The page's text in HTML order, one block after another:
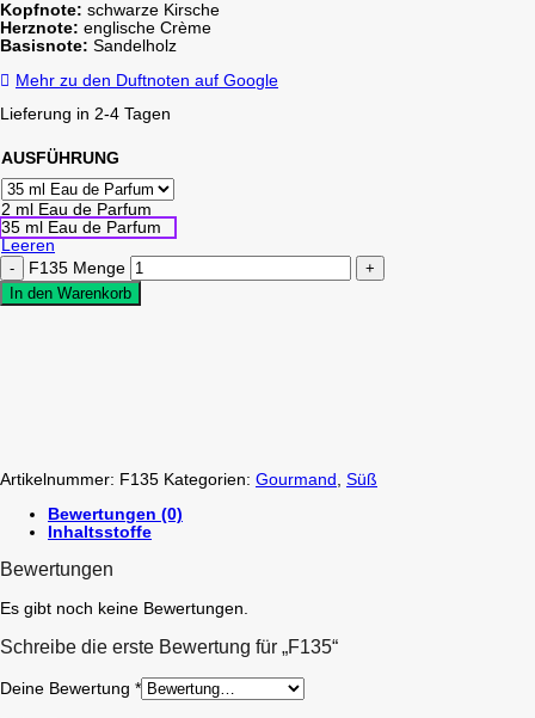
Kopfnote: schwarze Kirsche
Herznote: englische Crème
Basisnote: Sandelholz
Mehr zu den Duftnoten auf Google
Lieferung in 2-4 Tagen
AUSFÜHRUNG
2 ml Eau de Parfum
35 ml Eau de Parfum
Leeren
F135 Menge
In den Warenkorb
Artikelnummer: F135 Kategorien: Gourmand
Süß
Bewertungen (0)
Inhaltsstoffe
Bewertungen
Es gibt noch keine Bewertungen.
Schreibe die erste Bewertung für „F135“
Deine Bewertung *